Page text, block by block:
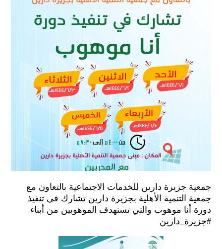
جمعية جزيرة دارين للخدمات الاجتماعية بالتعاون مع
جمعية التنمية الأهلية بجزيرة دارين تشارك في تنفيذ
دورة أنا موهوب والتي تستهدف الموهوبين من أبناء
⁧‫#جزيرة_دارين